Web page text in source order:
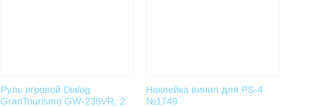
Руль игровой Dialog
GranTourismo GW-235VR, 2
Наклейка винил для PS-4
№1749